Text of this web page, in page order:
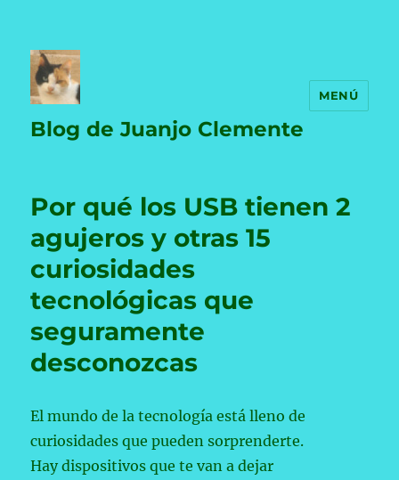
Blog de Juanjo Clemente
MENÚ
Por qué los USB tienen 2
agujeros y otras 15
curiosidades
tecnológicas que
seguramente
desconozcas
El mundo de la tecnología está lleno de
curiosidades que pueden sorprenderte.
Hay dispositivos que te van a dejar